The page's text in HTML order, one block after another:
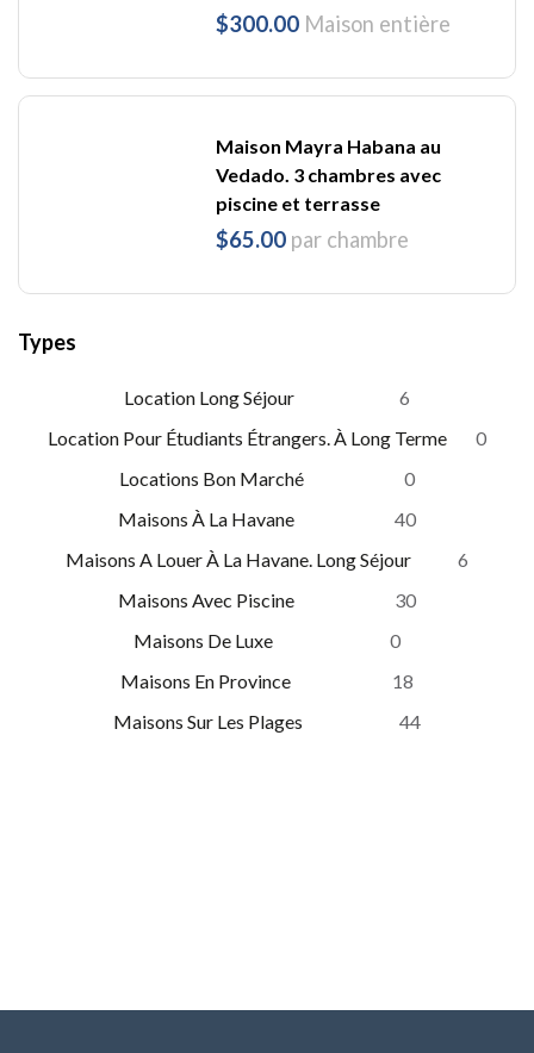
$300.00 Maison entière
Maison Mayra Habana au
Vedado. 3 chambres avec
piscine et terrasse
$65.00 par chambre
Types
Location Long Séjour
6
Location Pour Étudiants Étrangers. À Long Terme
0
Locations Bon Marché
0
Maisons À La Havane
40
Maisons A Louer À La Havane. Long Séjour
6
Maisons Avec Piscine
30
Maisons De Luxe
0
Maisons En Province
18
Maisons Sur Les Plages
44